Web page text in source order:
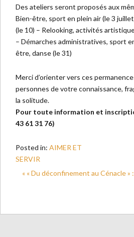
Des ateliers seront proposés aux
Bien-être, sport en plein air (le 3
(le 10) – Relooking, activités
– Démarches administratives, sport
être, danse (le 31)
Merci d’orienter vers ces
personnes de votre connaissance,
la solitude.
Pour toute information et
43 61 31 76)
Posted in: AIMER ET
SERVIR
« « Du déconfinement au Cénacle